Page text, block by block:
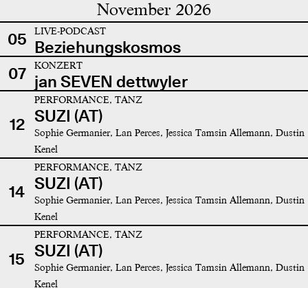
November 2026
05 LIVE-PODCAST
Beziehungskosmos
07
KONZERT
jan SEVEN dettwyler
12
PERFORMANCE, TANZ
SUZI (AT)
Sophie Germanier, Lan Perces, Jessica Tamsin Allemann, Dustin
Kenel
14
PERFORMANCE, TANZ
SUZI (AT)
Sophie Germanier, Lan Perces, Jessica Tamsin Allemann, Dustin
Kenel
15
PERFORMANCE, TANZ
SUZI (AT)
Sophie Germanier, Lan Perces, Jessica Tamsin Allemann, Dustin
Kenel